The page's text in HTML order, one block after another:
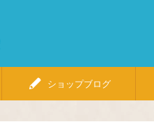
ショップブログ